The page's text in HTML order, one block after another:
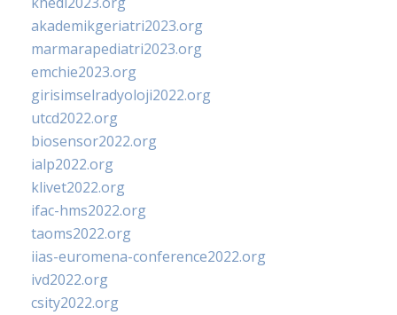
akademikgeriatri2023.org
marmarapediatri2023.org
emchie2023.org
girisimselradyoloji2022.org
utcd2022.org
biosensor2022.org
ialp2022.org
klivet2022.org
ifac-hms2022.org
taoms2022.org
iias-euromena-conference2022.org
ivd2022.org
csity2022.org